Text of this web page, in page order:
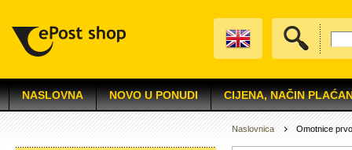
NASLOVNA NOVO U PONUDI CIJENA, NAČIN
Naslovnica Omotnice